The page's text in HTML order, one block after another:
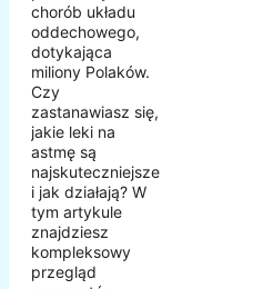
chorób układu
oddechowego,
dotykająca
miliony Polaków.
Czy
zastanawiasz się,
jakie leki na
astmę są
najskuteczniejsze
i jak działają? W
tym artykule
znajdziesz
kompleksowy
przegląd